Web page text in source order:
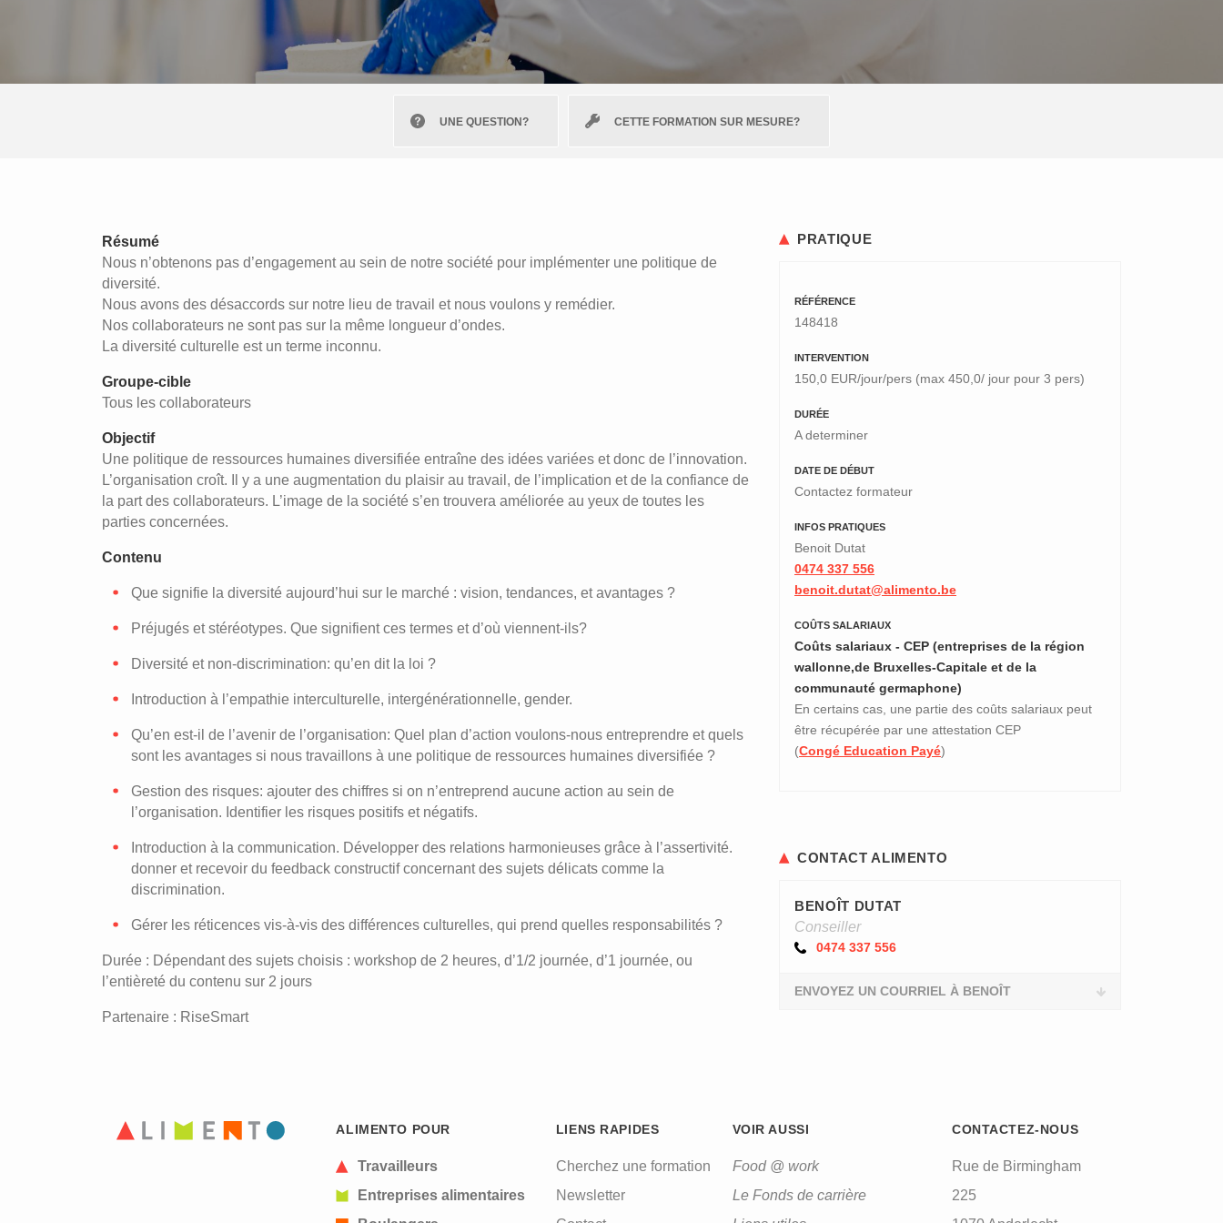
UNE QUESTION? CETTE FORMATION SUR MESURE?
Résumé
Nous n’obtenons pas d’engagement au sein de notre société pour implémenter une politique de
diversité.
Nous avons des désaccords sur notre lieu de travail et nous voulons y remédier.
Nos collaborateurs ne sont pas sur la même longueur d’ondes.
La diversité culturelle est un terme inconnu.
Groupe-cible
Tous les collaborateurs
Objectif
Une politique de ressources humaines diversifiée entraîne des idées variées et donc de l’innovation.
L’organisation croît. Il y a une augmentation du plaisir au travail, de l’implication et de la confiance de
la part des collaborateurs. L’image de la société s’en trouvera améliorée au yeux de toutes les
parties concernées.
Contenu
Que signifie la diversité aujourd’hui sur le marché : vision, tendances, et avantages ?
Préjugés et stéréotypes. Que signifient ces termes et d’où viennent-ils?
Diversité et non-discrimination: qu’en dit la loi ?
Introduction à l’empathie interculturelle, intergénérationnelle, gender.
Qu’en est-il de l’avenir de l’organisation: Quel plan d’action voulons-nous entreprendre et quels
sont les avantages si nous travaillons à une politique de ressources humaines diversifiée ?
Gestion des risques: ajouter des chiffres si on n’entreprend aucune action au sein de
l’organisation. Identifier les risques positifs et négatifs.
Introduction à la communication. Développer des relations harmonieuses grâce à l’assertivité.
donner et recevoir du feedback constructif concernant des sujets délicats comme la
discrimination.
Gérer les réticences vis-à-vis des différences culturelles, qui prend quelles responsabilités ?
Durée : Dépendant des sujets choisis : workshop de 2 heures, d’1/2 journée, d’1 journée, ou
l’entièreté du contenu sur 2 jours
Partenaire : RiseSmart
PRATIQUE
RÉFÉRENCE
148418
INTERVENTION
150,0 EUR/jour/pers (max 450,0/ jour pour 3 pers)
DURÉE
A determiner
DATE DE DÉBUT
Contactez formateur
INFOS PRATIQUES
Benoit Dutat
0474 337 556
benoit.dutat@alimento.be
COÛTS SALARIAUX
Coûts salariaux - CEP (entreprises de la région
wallonne,de Bruxelles-Capitale et de la
communauté germaphone)
En certains cas, une partie des coûts salariaux peut
être récupérée par une attestation CEP
(Congé Education Payé)
CONTACT ALIMENTO
BENOÎT DUTAT
Conseiller
0474 337 556
ENVOYEZ UN COURRIEL À BENOÎT
ALIMENTO POUR
Travailleurs
Entreprises alimentaires
LIENS RAPIDES
Cherchez une formation
Newsletter
VOIR AUSSI
Food @ work
Le Fonds de carrière
CONTACTEZ-NOUS
Rue de Birmingham
225